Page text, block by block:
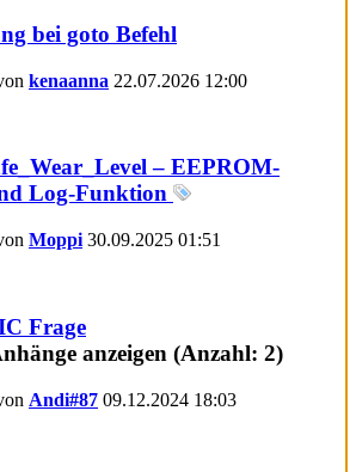
bei goto Befehl
kenaanna 22.07.2026 12:00
– EEPROM-
Log-Funktion
Moppi 30.09.2025 01:51
Frage
Andi#87 09.12.2024 18:03